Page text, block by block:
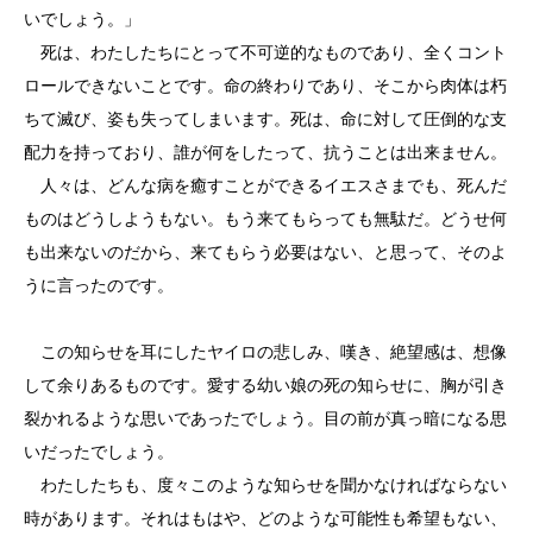
いでしょう。」
死は、わたしたちにとって不可逆的なものであり、全くコント
ロールできないことです。命の終わりであり、そこから肉体は朽
ちて滅び、姿も失ってしまいます。死は、命に対して圧倒的な支
配力を持っており、誰が何をしたって、抗うことは出来ません。
人々は、どんな病を癒すことができるイエスさまでも、死んだ
ものはどうしようもない。もう来てもらっても無駄だ。どうせ何
も出来ないのだから、来てもらう必要はない、と思って、そのよ
うに言ったのです。
この知らせを耳にしたヤイロの悲しみ、嘆き、絶望感は、想像
して余りあるものです。愛する幼い娘の死の知らせに、胸が引き
裂かれるような思いであったでしょう。目の前が真っ暗になる思
いだったでしょう。
わたしたちも、度々このような知らせを聞かなければならない
時があります。それはもはや、どのような可能性も希望もない、